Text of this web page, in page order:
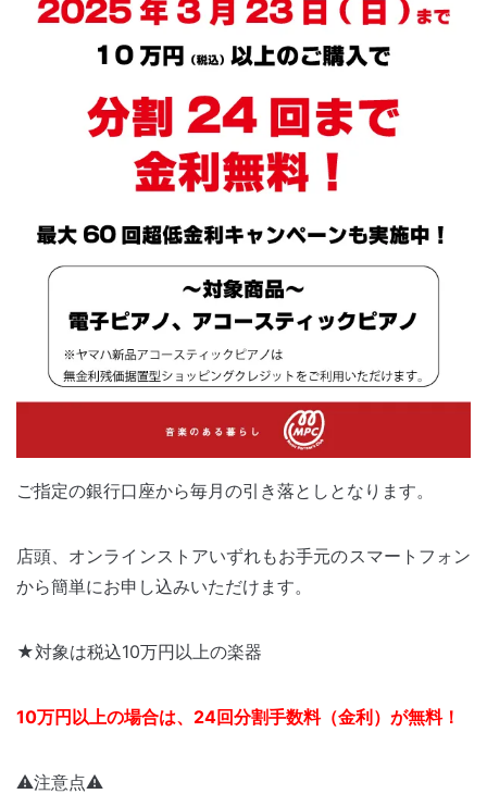
ご指定の銀行口座から毎月の引き落としとなります。
店頭、オンラインストアいずれもお手元のスマートフォン
から簡単にお申し込みいただけます。
★対象は税込10万円以上の楽器
10万円以上の場合は、24回分割手数料（金利）が無料！
⚠︎注意点⚠︎